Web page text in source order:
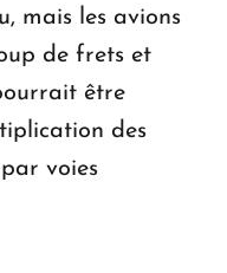
mais les avions
de frets et
être
des
voies